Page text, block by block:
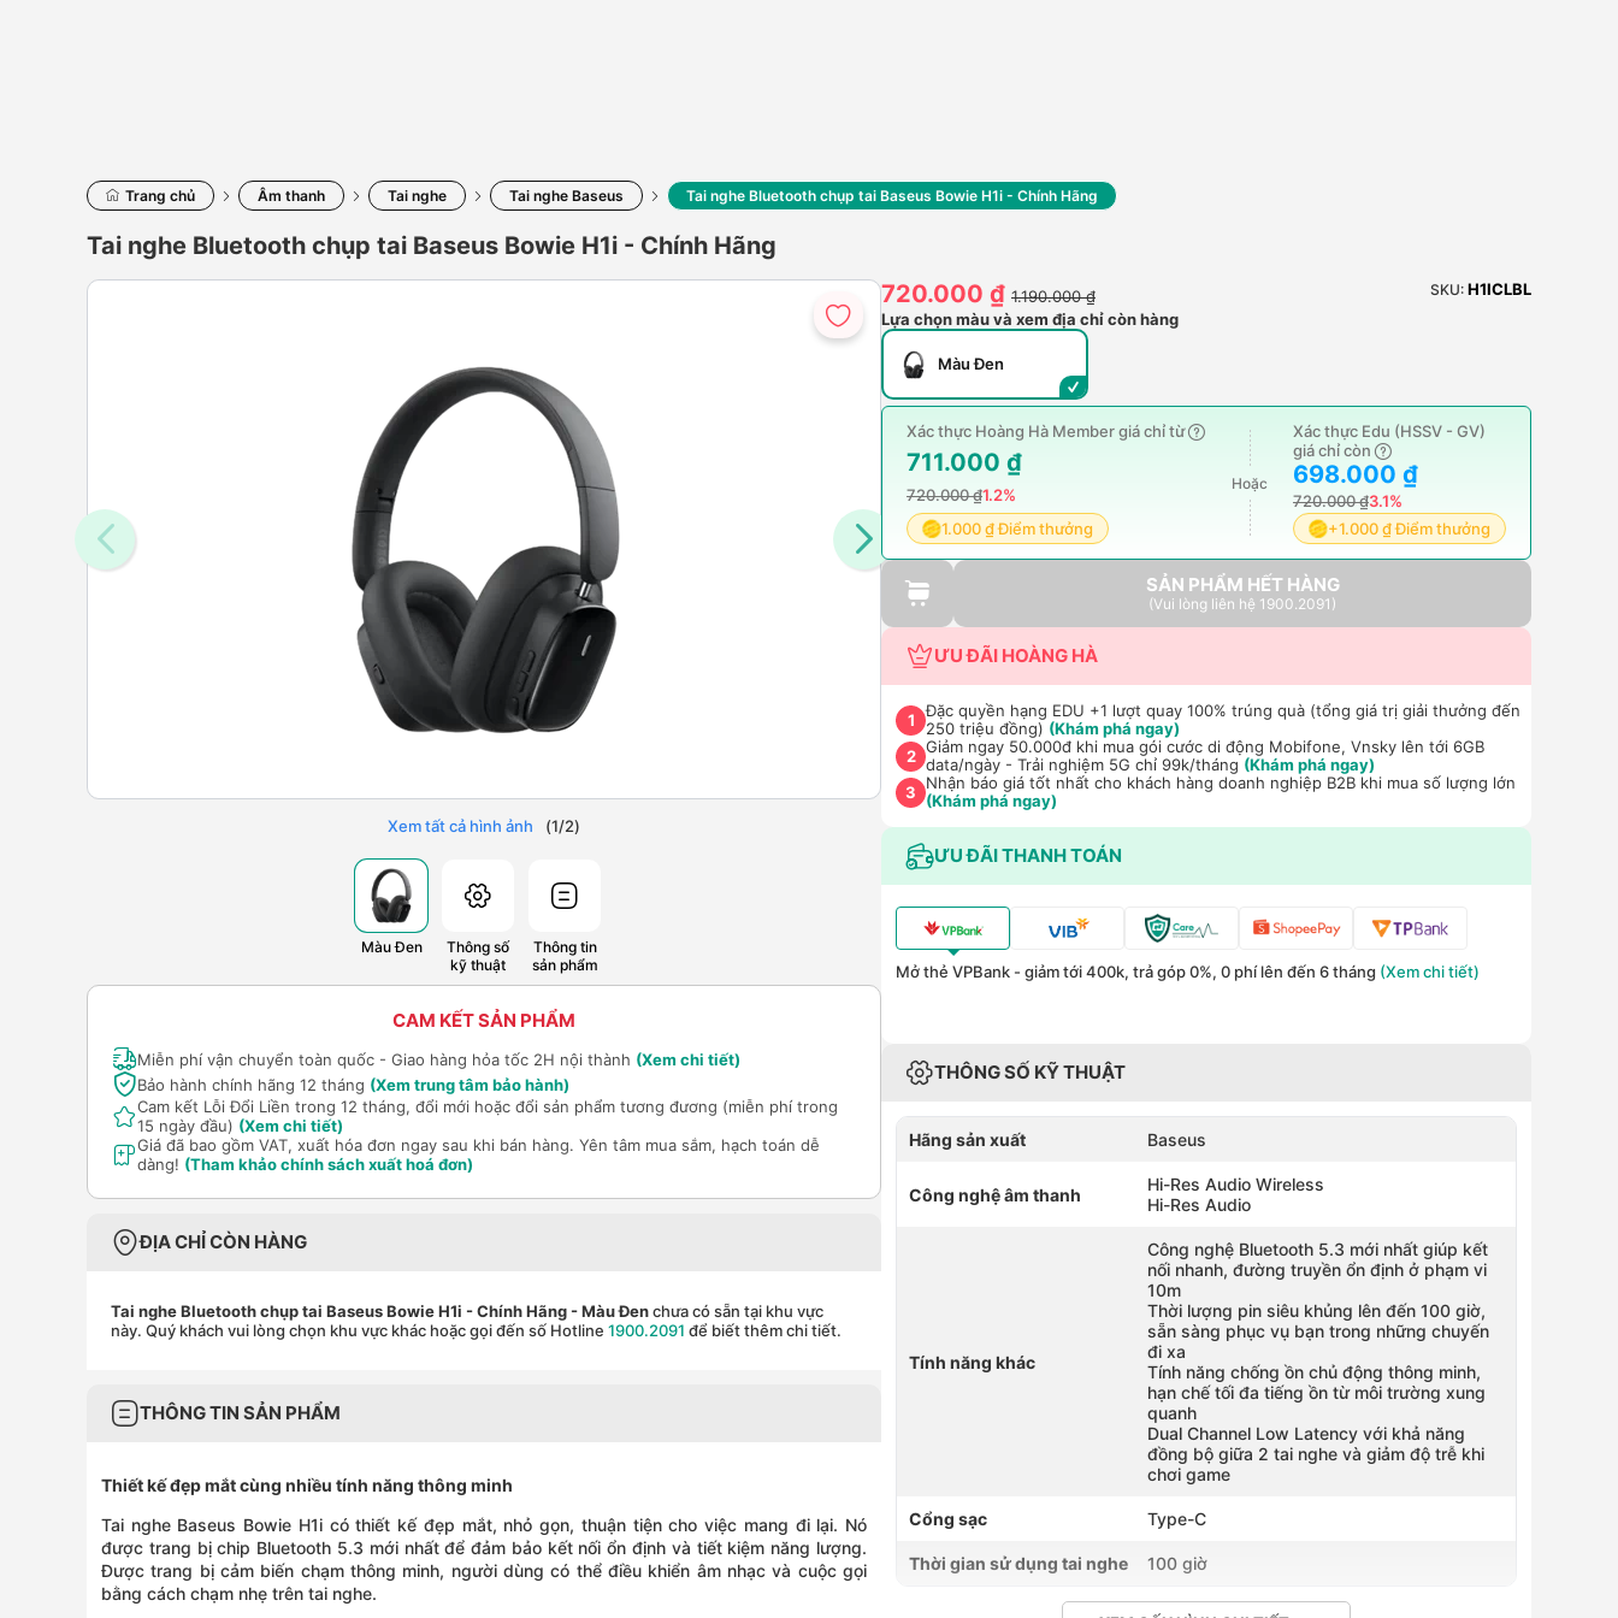
Trang chủ Âm thanh Tai nghe Tai nghe Baseus Tai nghe Bluetooth chụp tai Baseus Bowie H1i - Chính Hãng
Tai nghe Bluetooth chụp tai Baseus Bowie H1i - Chính Hãng
Xem tất cả hình ảnh (1/2)
Màu Đen
Thông số
kỹ thuật
Thông tin
sản phẩm
CAM KẾT SẢN PHẨM
Miễn phí vận chuyển toàn quốc - Giao hàng hỏa tốc 2H nội thành (Xem chi tiết)
Bảo hành chính hãng 12 tháng (Xem trung tâm bảo hành)
Cam kết Lỗi Đổi Liền trong 12 tháng, đổi mới hoặc đổi sản phẩm tương đương (miễn phí trong
15 ngày đầu) (Xem chi tiết)
Giá đã bao gồm VAT, xuất hóa đơn ngay sau khi bán hàng. Yên tâm mua sắm, hạch toán dễ
dàng! (Tham khảo chính sách xuất hoá đơn)
ĐỊA CHỈ CÒN HÀNG
Tai nghe Bluetooth chụp tai Baseus Bowie H1i - Chính Hãng - Màu Đenchưa có sẵn tại khu vực
này. Quý khách vui lòng chọn khu vực khác hoặc gọi đến số Hotline 1900.2091 để biết thêm chi tiết.
THÔNG TIN SẢN PHẨM
Thiết kế đẹp mắt cùng nhiều tính năng thông minh
Tai nghe Baseus Bowie H1i có thiết kế đẹp mắt, nhỏ gọn, thuận tiện cho việc mang đi lại. Nó
được trang bị chip Bluetooth 5.3 mới nhất để đảm bảo kết nối ổn định và tiết kiệm năng lượng.
Được trang bị cảm biến chạm thông minh, người dùng có thể điều khiển âm nhạc và cuộc gọi
bằng cách chạm nhẹ trên tai nghe.
720.000 ₫ 1.190.000 ₫ SKU: H1ICLBL
Lựa chọn màu và xem địa chỉ còn hàng
Màu Đen
Xác thực Hoàng Hà Member giá chỉ từ
711.000 ₫
720.000 ₫1.2%
1.000 ₫ Điểm thưởng
Hoặc
Xác thực Edu (HSSV - GV)
giá chỉ còn
698.000 ₫
720.000 ₫3.1%
+1.000 ₫ Điểm thưởng
SẢN PHẨM HẾT HÀNG
(Vui lòng liên hệ 1900.2091)
ƯU ĐÃI HOÀNG HÀ
1
Đặc quyền hạng EDU +1 lượt quay 100% trúng quà (tổng giá trị giải thưởng đến
250 triệu đồng) (Khám phá ngay)
2 Giảm ngay 50.000đ khi mua gói cước di động Mobifone, Vnsky lên tới 6GB
data/ngày - Trải nghiệm 5G chỉ 99k/tháng (Khám phá ngay)
3
Nhận báo giá tốt nhất cho khách hàng doanh nghiệp B2B khi mua số lượng lớn
(Khám phá ngay)
ƯU ĐÃI THANH TOÁN
Mở thẻ VPBank - giảm tới 400k, trả góp 0%, 0 phí lên đến 6 tháng (Xem chi tiết)
THÔNG SỐ KỸ THUẬT
Hãng sản xuất Baseus
Công nghệ âm thanh
Hi-Res Audio Wireless
Hi-Res Audio
Tính năng khác
Công nghệ Bluetooth 5.3 mới nhất giúp kết
nối nhanh, đường truyền ổn định ở phạm vi
10m
Thời lượng pin siêu khủng lên đến 100 giờ,
sẵn sàng phục vụ bạn trong những chuyến
đi xa
Tính năng chống ồn chủ động thông minh,
hạn chế tối đa tiếng ồn từ môi trường xung
quanh
Dual Channel Low Latency với khả năng
đồng bộ giữa 2 tai nghe và giảm độ trễ khi
chơi game
Cổng sạc Type-C
Thời gian sử dụng tai nghe 100 giờ